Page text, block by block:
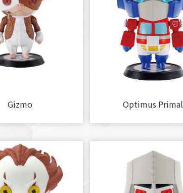
Gizmo Optimus Primal